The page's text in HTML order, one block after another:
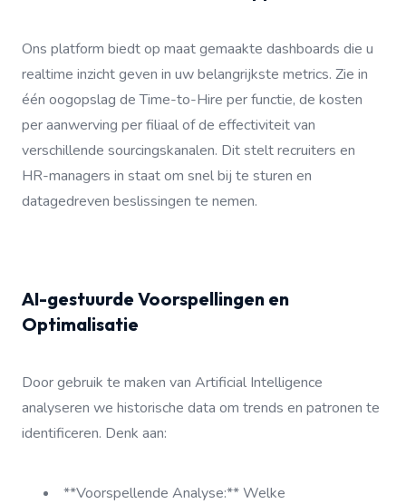
Ons platform biedt op maat gemaakte dashboards die u
realtime inzicht geven in uw belangrijkste metrics. Zie in
één oogopslag de Time-to-Hire per functie, de kosten
per aanwerving per filiaal of de effectiviteit van
verschillende sourcingskanalen. Dit stelt recruiters en
HR-managers in staat om snel bij te sturen en
datagedreven beslissingen te nemen.
AI-gestuurde Voorspellingen en
Optimalisatie
Door gebruik te maken van Artificial Intelligence
analyseren we historische data om trends en patronen te
identificeren. Denk aan:
**Voorspellende Analyse:** Welke